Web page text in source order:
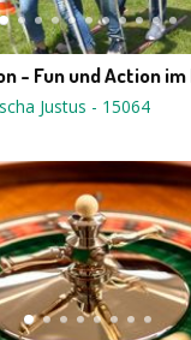
- Fun und Action im
Justus - 15064